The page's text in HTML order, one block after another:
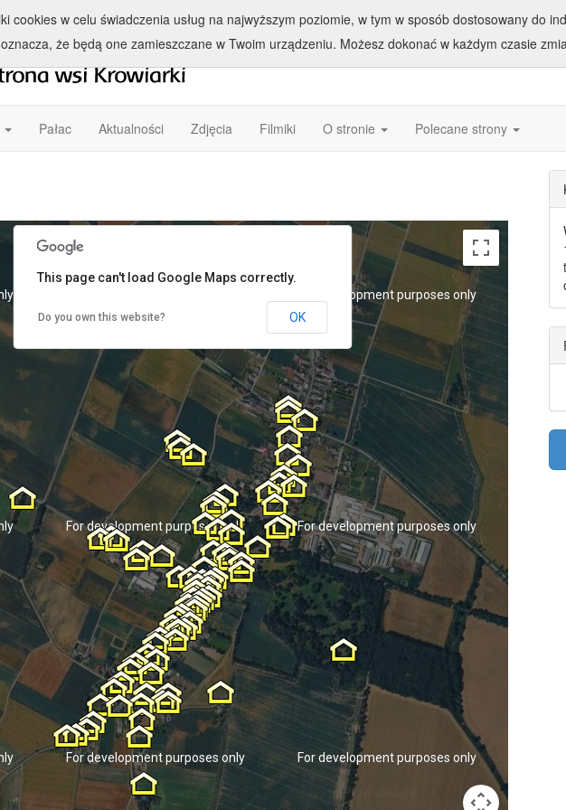
Pałac Aktualności Zdjęcia Filmiki O stronie Polecane strony
For development purposes only
For development purposes only
For development purposes only
For
For development purposes only For development purposes only
This page can't load Google Maps correctly.
Do you own this website? OK
cookies w celu świadczenia usług na najwyższym poziomie, w tym w sposób dostosowany do
że będą one zamieszczane w Twoim urządzeniu. Możesz dokonać w każdym czasie